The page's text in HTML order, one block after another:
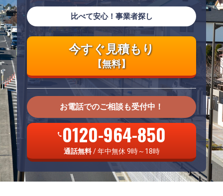
比べて安心！事業者探し
今すぐ見積もり
【無料】
お電話でのご相談も受付中！
0120-964-850
通話無料/ 年中無休 9時～18時